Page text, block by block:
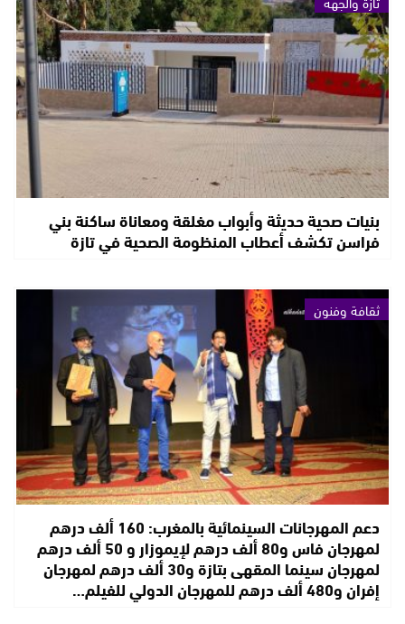
بنيات صحية حديثة وأبواب مغلقة ومعاناة ساكنة بني
فراسن تكشف أعطاب المنظومة الصحية في تازة
ثقافة وفنون
دعم المهرجانات السينمائية بالمغرب: 160 ألف درهم
لمهرجان فاس و80 ألف درهم لإيموزار و 50 ألف درهم
لمهرجان سينما المقهى بتازة و30 ألف درهم لمهرجان
إفران و480 ألف درهم للمهرجان الدولي للفيلم…